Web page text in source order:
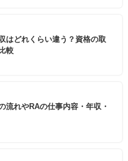
はどれくらい違う？資格の取
較
流れやRAの仕事内容・年収・